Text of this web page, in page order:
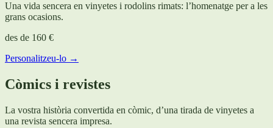
Una vida sencera en vinyetes i rodolins rimats: l’homenatge per a les
grans ocasions.
des de 160 €
Personalitzeu-lo →
Còmics i revistes
La vostra història convertida en còmic, d’una tirada de vinyetes a
una revista sencera impresa.